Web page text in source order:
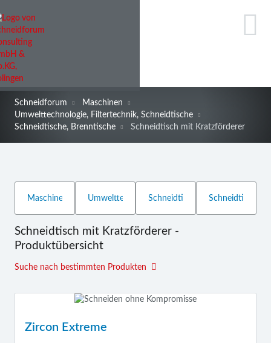
Schneidforum
Maschinen
Umwelttechnologie, Filtertechnik, Schneidtische
Schneidtische, Brenntische
Schneidtisch mit Kratzförderer
Schneidtisch mit Kratzförderer -
Produktübersicht
Suche nach bestimmten Produkten
Zircon Extreme